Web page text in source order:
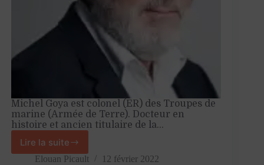
Michel Goya est colonel (ER) des Troupes de
marine (Armée de Terre). Docteur en
histoire et ancien titulaire de la…
Lire la suite
«
La
Elouan Picault 12 février 2022